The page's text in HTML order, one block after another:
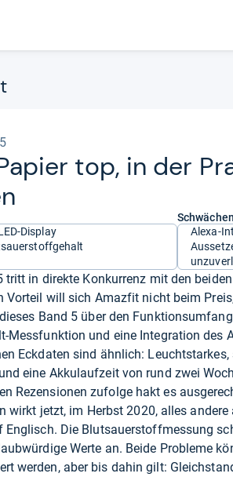
top, in der
Display
Schwächen
Alexa-
tritt in direkte Konkurrenz mit den
Vorteil will sich Amazfit nicht beim
Band 5 über den
Messfunktion und eine Integration des
Eckdaten sind ähnlich:
eine Akkulaufzeit von rund zwei
Rezensionen zufolge hakt es
wirkt jetzt, im Herbst 2020, alles
Englisch. Die Blutsauerstoffmessung
Werte an. Beide Probleme
werden, aber bis dahin gilt: